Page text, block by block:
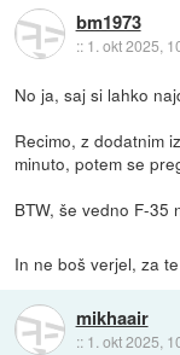
bm1973
:: 1. okt 2025,
No ja, saj si lahko
Recimo, z dodatnim
minuto, potem se
BTW, še vedno F-35
In ne boš verjel, za
mikhaair
:: 1. okt 2025,